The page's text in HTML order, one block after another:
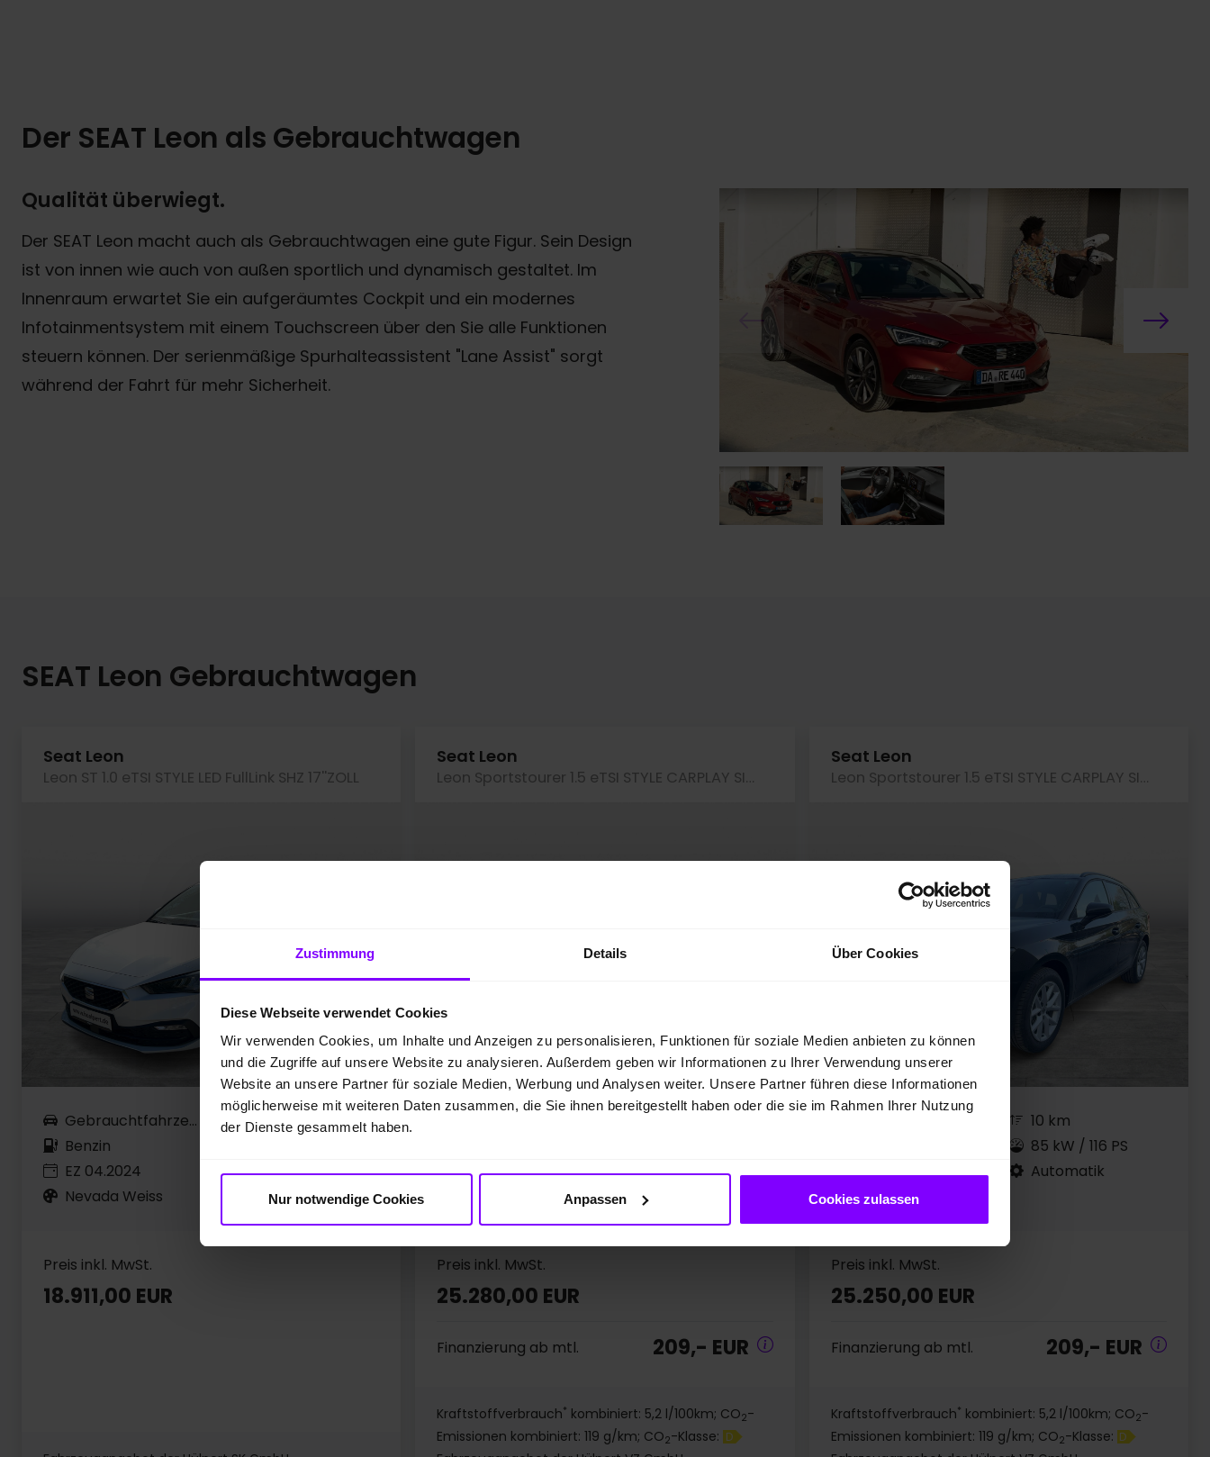
Zustimmung Details Über Cookies
Diese Webseite verwendet Cookies
Wir verwenden Cookies, um Inhalte und Anzeigen zu personalisieren, Funktionen für soziale Medien anbieten zu können
und die Zugriffe auf unsere Website zu analysieren. Außerdem geben wir Informationen zu Ihrer Verwendung unserer
Website an unsere Partner für soziale Medien, Werbung und Analysen weiter. Unsere Partner führen diese Informationen
möglicherweise mit weiteren Daten zusammen, die Sie ihnen bereitgestellt haben oder die sie im Rahmen Ihrer Nutzung
der Dienste gesammelt haben.
Nur notwendige Cookies Anpassen Cookies zulassen
Der SEAT Leon als Gebrauchtwagen
Qualität überwiegt.
Der SEAT Leon macht auch als Gebrauchtwagen eine gute Figur. Sein Design
ist von innen wie auch von außen sportlich und dynamisch gestaltet. Im
Innenraum erwartet Sie ein aufgeräumtes Cockpit und ein modernes
Infotainmentsystem mit einem Touchscreen über den Sie alle Funktionen
steuern können. Der serienmäßige Spurhalteassistent "Lane Assist" sorgt
während der Fahrt für mehr Sicherheit.
SEAT Leon Gebrauchtwagen
Seat Leon
Leon ST 1.0 eTSI STYLE LED FullLink SHZ 17''ZOLL
Gebrauchtfahrzeug
Benzin
EZ 04.2024
Nevada Weiss
39.355 km
Automatik
Preis inkl. MwSt.
18.911,00 EUR
Seat Leon
Leon Sportstourer 1.5 eTSI STYLE CARPLAY SITZHZG
EZ 03.2026
Mitternachtsschwarz
Automatik
Preis inkl. MwSt.
25.280,00 EUR
Finanzierung ab mtl. 209,- EUR
Kraftstoffverbrauch* kombiniert: 5,2 l/100km; CO2-
Emissionen kombiniert: 119 g/km; CO2-Klasse: D
Seat Leon
Leon Sportstourer 1.5 eTSI STYLE CARPLAY SITZHZG
EZ 03.2026
10 km
85 kW / 116 PS
Automatik
Preis inkl. MwSt.
25.250,00 EUR
Finanzierung ab mtl. 209,- EUR
Kraftstoffverbrauch* kombiniert: 5,2 l/100km; CO2-
Emissionen kombiniert: 119 g/km; CO2-Klasse: D